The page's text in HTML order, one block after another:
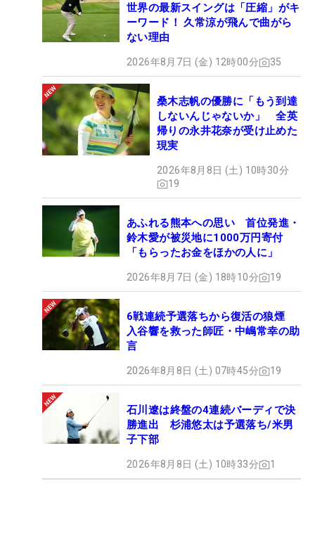
世界の最新スイングは「圧縮」がキ
ーワード！ 久常涼が飛んで曲がら
ない理由
2026年8月7日 (金) 12時00分 35
桑木志帆の優勝に「もう到達
しないんじゃないか」 全英
帰りの永井花奈が受け止めた
現実
2026年8月8日 (土) 10時30分
19
あふれる熊本への思い 首位発進・
鈴木愛が被災地に1000万円寄付
「もらったお金をほかの人に」
2026年8月7日 (金) 18時10分 19
6戦連続予選落ちから復活の狼煙
入谷響を救った師匠・中嶋常幸の助
言
2026年8月8日 (土) 07時45分 19
石川遼は終盤の4連続バーディで決
勝進出 杉浦悠太は予選落ち/米男
子下部
2026年8月8日 (土) 10時33分 1